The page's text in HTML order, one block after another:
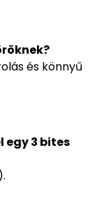
és könnyű
egy 3 bites